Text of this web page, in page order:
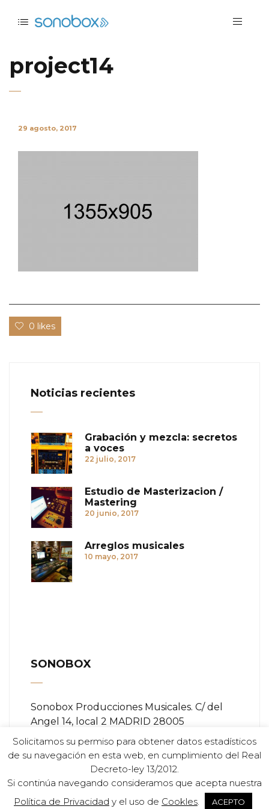
project14
29 agosto, 2017
0 likes
Noticias recientes
Grabación y mezcla: secretos
a voces
22 julio, 2017
Estudio de Masterizacion /
Mastering
20 junio, 2017
Arreglos musicales
10 mayo, 2017
SONOBOX
Sonobox Producciones Musicales. C/ del
Angel 14, local 2 MADRID 28005
Teléfono:+ (34) 91 366 84 11
Email: info@sonobox.es
Solicitamos su permiso para obtener datos estadísticos
de su navegación en esta web, en cumplimiento del Real
Decreto-ley 13/2012.
Si continúa navegando consideramos que acepta nuestra
Política de Privacidad y el uso de Cookles. ACEPTO